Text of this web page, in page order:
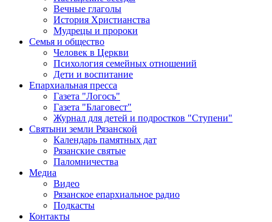
Вечные глаголы
История Христианства
Мудрецы и пророки
Семья и общество
Человек в Церкви
Психология семейных отношений
Дети и воспитание
Епархиальная пресса
Газета "Логосъ"
Газета "Благовест"
Журнал для детей и подростков "Ступени"
Святыни земли Рязанской
Календарь памятных дат
Рязанские святые
Паломничества
Медиа
Видео
Рязанское епархиальное радио
Подкасты
Контакты